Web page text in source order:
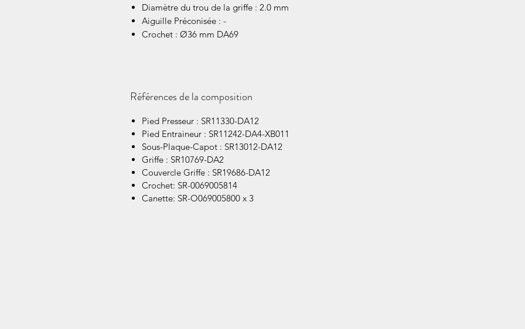
Diamètre du trou de la griffe : 2.0 mm
Aiguille Préconisée : -
Crochet : Ø36 mm DA69
Références de la composition
Pied Presseur : SR11330-DA12
Pied Entraineur : SR11242-DA4-XB011
Sous-Plaque-Capot : SR13012-DA12
Griffe : SR10769-DA2
Couvercle Griffe : SR19686-DA12
Crochet: SR-0069005814
Canette: SR-O069005800 x 3